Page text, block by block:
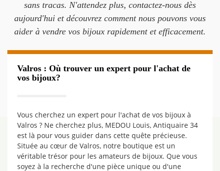
sans tracas. N'attendez plus, contactez-nous dès
aujourd'hui et découvrez comment nous pouvons vous
aider à vendre vos bijoux rapidement et efficacement.
Valros : Où trouver un expert pour l'achat de
vos bijoux?
Vous cherchez un expert pour l'achat de vos bijoux à
Valros ? Ne cherchez plus, MEDOU Louis, Antiquaire 34
est là pour vous guider dans cette quête précieuse.
Située au cœur de Valros, notre boutique est un
véritable trésor pour les amateurs de bijoux. Que vous
soyez à la recherche d'une pièce unique ou d'une